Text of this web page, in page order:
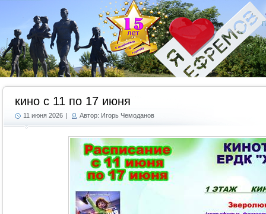
кино с 11 по 17 июня
11 июня 2026 | Автор: Игорь Чемоданов